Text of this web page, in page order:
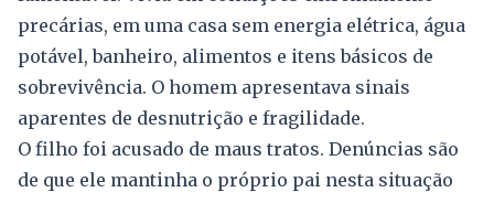
precárias, em uma casa sem energia elétrica, água
potável, banheiro, alimentos e itens básicos de
sobrevivência. O homem apresentava sinais
aparentes de desnutrição e fragilidade.
O filho foi acusado de maus tratos. Denúncias são
de que ele mantinha o próprio pai nesta situação